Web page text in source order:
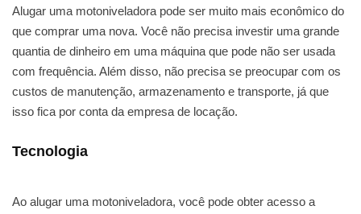
Alugar uma motoniveladora pode ser muito mais econômico do
que comprar uma nova. Você não precisa investir uma grande
quantia de dinheiro em uma máquina que pode não ser usada
com frequência. Além disso, não precisa se preocupar com os
custos de manutenção, armazenamento e transporte, já que
isso fica por conta da empresa de locação.
Tecnologia
Ao alugar uma motoniveladora, você pode obter acesso a